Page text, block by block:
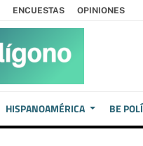
ENCUESTAS OPINIONES
HISPANOAMÉRICA BE